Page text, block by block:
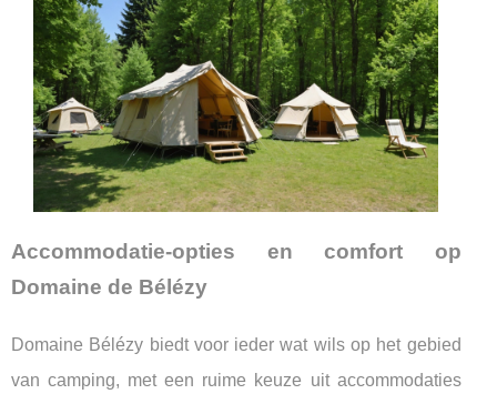
Accommodatie-opties en comfort op
Domaine de Bélézy
Domaine Bélézy biedt voor ieder wat wils op het gebied
van camping, met een ruime keuze uit accommodaties